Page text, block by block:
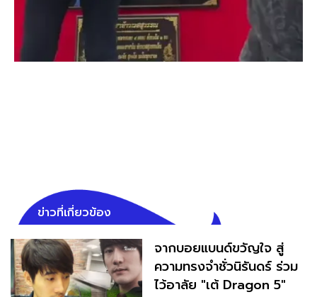
ข่าวที่เกี่ยวข้อง
จากบอยแบนด์ขวัญใจ สู่
ความทรงจำชั่วนิรันดร์ ร่วม
ไว้อาลัย "เต้ Dragon 5"